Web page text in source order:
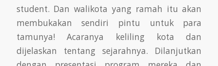
student. Dan walikota yang ramah itu akan
membukakan sendiri pintu untuk para
tamunya! Acaranya keliling kota dan
dijelaskan tentang sejarahnya. Dilanjutkan